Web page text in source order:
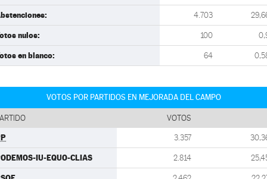
4.703
nulos: 100
en blanco: 64
VOTOS POR PARTIDOS EN MEJORADA DEL CAMPO
VOTOS
3.357
IU-EQUO-CLIAS 2.814